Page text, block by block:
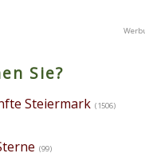
Sie?
Steiermark (1506)
(99)